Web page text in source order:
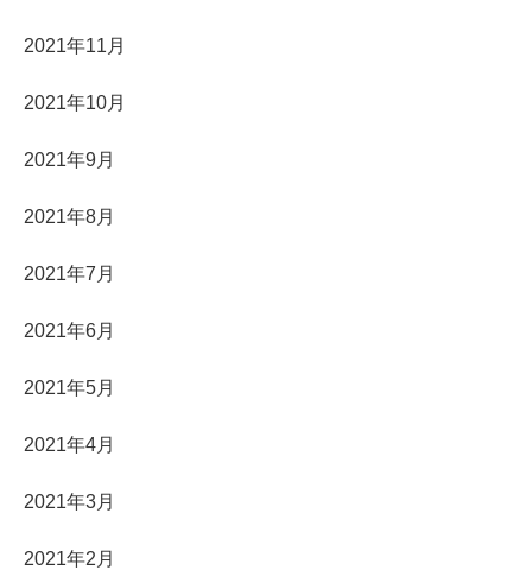
2021年11月
2021年10月
2021年9月
2021年8月
2021年7月
2021年6月
2021年5月
2021年4月
2021年3月
2021年2月